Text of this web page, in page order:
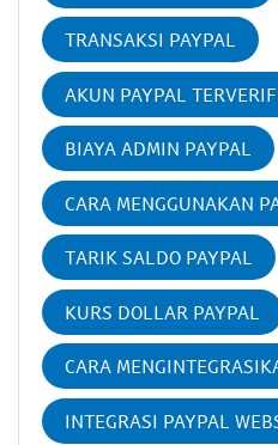
TRANSAKSI PAYPAL
AKUN PAYPAL
BIAYA ADMIN PAYPAL
CARA MENGGUNAKAN
TARIK SALDO PAYPAL
KURS DOLLAR PAYPAL
CARA
INTEGRASI PAYPAL